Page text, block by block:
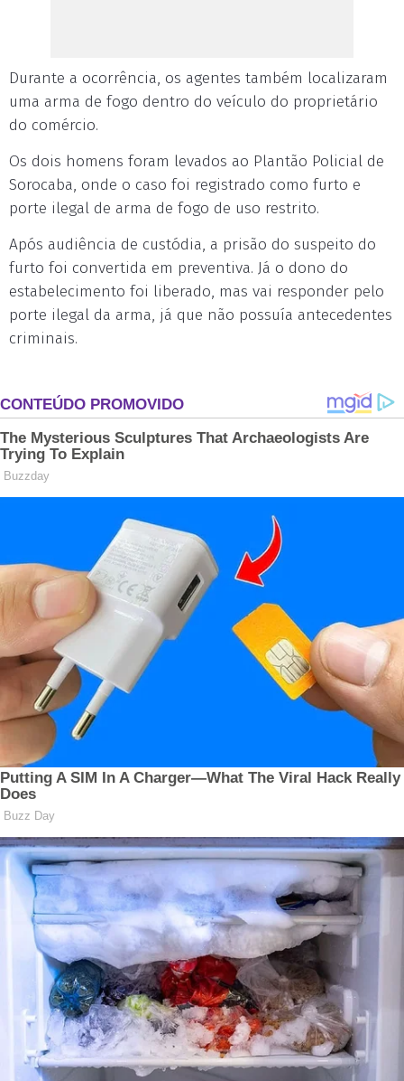
Durante a ocorrência, os agentes também localizaram
uma arma de fogo dentro do veículo do proprietário
do comércio.
Os dois homens foram levados ao Plantão Policial de
Sorocaba, onde o caso foi registrado como furto e
porte ilegal de arma de fogo de uso restrito.
Após audiência de custódia, a prisão do suspeito do
furto foi convertida em preventiva. Já o dono do
estabelecimento foi liberado, mas vai responder pelo
porte ilegal da arma, já que não possuía antecedentes
criminais.